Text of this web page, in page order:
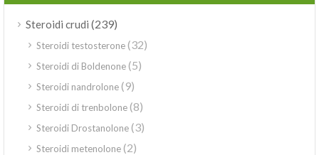
Steroidi crudi (239)
Steroidi testosterone(32)
Steroidi di Boldenone(5)
Steroidi nandrolone(9)
Steroidi di trenbolone(8)
Steroidi Drostanolone(3)
Steroidi metenolone(2)